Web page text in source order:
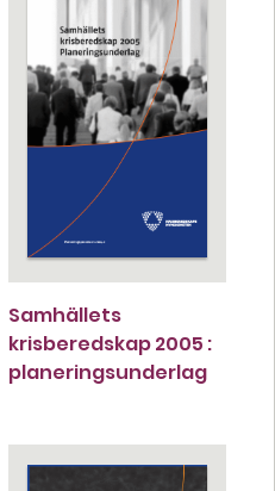
Samhällets
krisberedskap 2005 :
planeringsunderlag